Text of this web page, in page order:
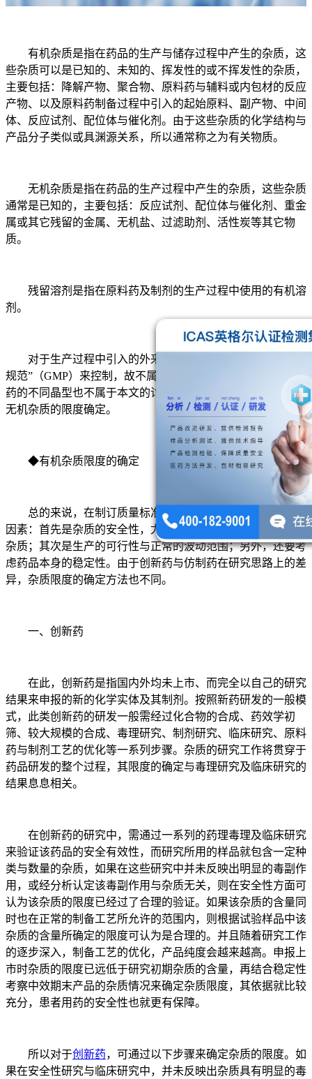
有机杂质是指在药品的生产与储存过程中产生的杂质，这
些杂质可以是已知的、未知的、挥发性的或不挥发性的杂质，
主要包括：降解产物、聚合物、原料药与辅料或内包材的反应
产物、以及原料药制备过程中引入的起始原料、副产物、中间
体、反应试剂、配位体与催化剂。由于这些杂质的化学结构与
产品分子类似或具渊源关系，所以通常称之为有关物质。
无机杂质是指在药品的生产过程中产生的杂质，这些杂质
通常是已知的，主要包括：反应试剂、配位体与催化剂、重金
属或其它残留的金属、无机盐、过滤助剂、活性炭等其它物
质。
残留溶剂是指在原料药及制剂的生产过程中使用的有机溶
剂。
对于生产过程中引入的外来污染物，可通过“良好的生产
规范”（GMP）来控制，故不属于本文所说的杂质范畴。原料
药的不同晶型也不属于本文的讨论范畴。本文只谈有机杂质与
无机杂质的限度确定。
◆有机杂质限度的确定
总的来说，在制订质量标准中杂质的限度时，应考虑以下
因素：首先是杂质的安全性，尤其是对于有药理活性或毒性的
杂质；其次是生产的可行性与正常的波动范围；另外，还要考
虑药品本身的稳定性。由于创新药与仿制药在研究思路上的差
异，杂质限度的确定方法也不同。
一、创新药
在此，创新药是指国内外均未上市、而完全以自己的研究
结果来申报的新的化学实体及其制剂。按照新药研发的一般模
式，此类创新药的研发一般需经过化合物的合成、药效学初
筛、较大规模的合成、毒理研究、制剂研究、临床研究、原料
药与制剂工艺的优化等一系列步骤。杂质的研究工作将贯穿于
药品研发的整个过程，其限度的确定与毒理研究及临床研究的
结果息息相关。
在创新药的研究中，需通过一系列的药理毒理及临床研究
来验证该药品的安全有效性，而研究所用的样品就包含一定种
类与数量的杂质，如果在这些研究中并未反映出明显的毒副作
用，或经分析认定该毒副作用与杂质无关，则在安全性方面可
认为该杂质的限度已经过了合理的验证。如果该杂质的含量同
时也在正常的制备工艺所允许的范围内，则根据试验样品中该
杂质的含量所确定的限度可认为是合理的。并且随着研究工作
的逐步深入，制备工艺的优化，产品纯度会越来越高。申报上
市时杂质的限度已远低于研究初期杂质的含量，再结合稳定性
考察中效期末产品的杂质情况来确定杂质限度，其依据就比较
充分，患者用药的安全性也就更有保障。
所以对于创新药，可通过以下步骤来确定杂质的限度。如
果在安全性研究与临床研究中，并未反映出杂质具有明显的毒